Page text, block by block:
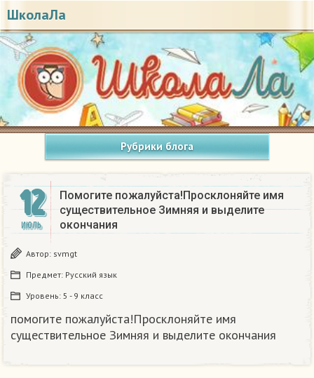
ШколаЛа
Рубрики блога
12
ИЮЛЬ
Помогите пожалуйста!Просклоняйте имя
существительное Зимняя и выделите
окончания
Автор: svmgt
Предмет: Русский язык
Уровень: 5 - 9 класс
помогите пожалуйста!Просклоняйте имя
существительное Зимняя и выделите окончания